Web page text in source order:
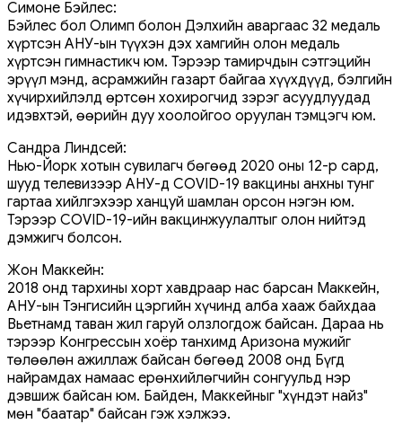
Симоне Бэйлес:
Бэйлес бол Олимп болон Дэлхийн аваргаас 32 медаль
хүртсэн АНУ-ын түүхэн дэх хамгийн олон медаль
хүртсэн гимнастикч юм. Тэрээр тамирчдын сэтгэцийн
эрүүл мэнд, асрамжийн газарт байгаа хүүхдүүд, бэлгийн
хүчирхийлэлд өртсөн хохирогчид зэрэг асуудлуудад
идэвхтэй, өөрийн дуу хоолойгоо оруулан тэмцэгч юм.
Сандра Линдсей:
Нью-Йорк хотын сувилагч бөгөөд 2020 оны 12-р сард,
шууд телевизээр АНУ-д COVID-19 вакцины анхны тунг
гартаа хийлгэхээр ханцуй шамлан орсон нэгэн юм.
Тэрээр COVID-19-ийн вакцинжуулалтыг олон нийтэд
дэмжигч болсон.
Жон Маккейн:
2018 онд тархины хорт хавдраар нас барсан Маккейн,
АНУ-ын Тэнгисийн цэргийн хүчинд алба хааж байхдаа
Вьетнамд таван жил гаруй олзлогдож байсан. Дараа нь
тэрээр Конгрессын хоёр танхимд Аризона мужийг
төлөөлөн ажиллаж байсан бөгөөд 2008 онд Бүгд
найрамдах намаас ерөнхийлөгчийн сонгуульд нэр
дэвшиж байсан юм. Байден, Маккейныг "хүндэт найз"
мөн "баатар" байсан гэж хэлжээ.